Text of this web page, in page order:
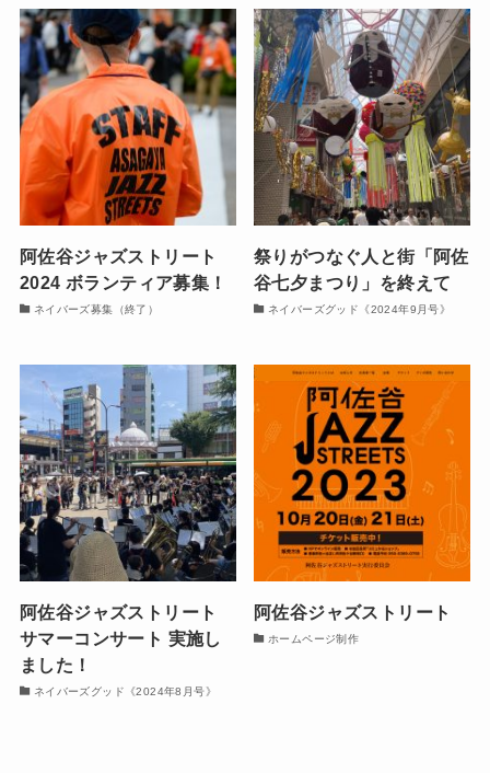
阿佐谷ジャズストリート
2024 ボランティア募集！
ネイバーズ募集（終了）
祭りがつなぐ人と街「阿佐
谷七夕まつり」を終えて
ネイバーズグッド《2024年9月号》
阿佐谷ジャズストリート
サマーコンサート 実施し
ました！
ネイバーズグッド《2024年8月号》
阿佐谷ジャズストリート
ホームページ制作